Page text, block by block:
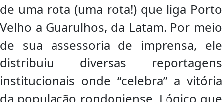
de uma rota (uma rota!) que liga Porto
Velho a Guarulhos, da Latam. Por meio
de sua assessoria de imprensa, ele
distribuiu diversas reportagens
institucionais onde “celebra” a vitória
da população rondoniense. Lógico que